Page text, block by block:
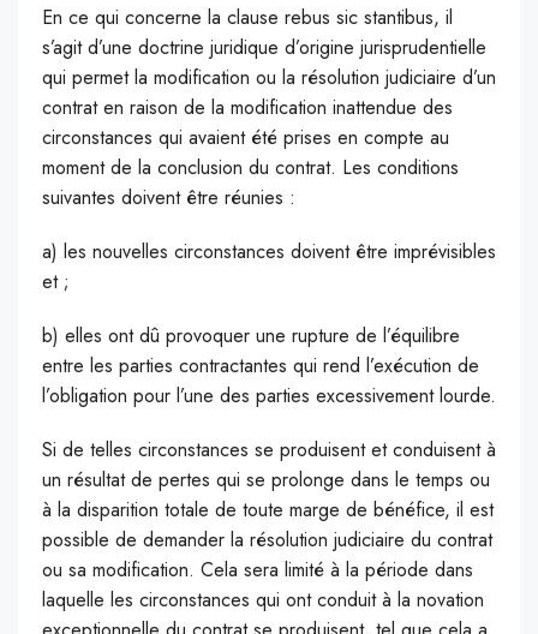
En ce qui concerne la clause rebus sic stantibus, il
s’agit d’une doctrine juridique d’origine jurisprudentielle
qui permet la modification ou la résolution judiciaire d’un
contrat en raison de la modification inattendue des
circonstances qui avaient été prises en compte au
moment de la conclusion du contrat. Les conditions
suivantes doivent être réunies :
a) les nouvelles circonstances doivent être imprévisibles
et ;
b) elles ont dû provoquer une rupture de l’équilibre
entre les parties contractantes qui rend l’exécution de
l’obligation pour l’une des parties excessivement lourde.
Si de telles circonstances se produisent et conduisent à
un résultat de pertes qui se prolonge dans le temps ou
à la disparition totale de toute marge de bénéfice, il est
possible de demander la résolution judiciaire du contrat
ou sa modification. Cela sera limité à la période dans
laquelle les circonstances qui ont conduit à la novation